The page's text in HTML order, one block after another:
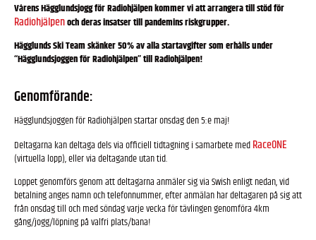
Vårens Hägglundsjogg för Radiohjälpen kommer vi att arrangera till stöd för
Radiohjälpenoch deras insatser till pandemins riskgrupper.
Hägglunds Ski Team skänker 50% av alla startavgifter som erhålls under
“Hägglundsjoggen för Radiohjälpen” till Radiohjälpen!
Genomförande:
Hägglundsjoggen för Radiohjälpen startar onsdag den 5:e maj!
Deltagarna kan deltaga dels via officiell tidtagning i samarbete medRaceONE
(virtuella lopp), eller via deltagande utan tid.
Loppet genomförs genom att deltagarna anmäler sig via Swish enligt nedan, vid
betalning anges namn och telefonnummer, efter anmälan har deltagaren på sig att
från onsdag till och med söndag varje vecka för tävlingen genomföra 4km
gång/jogg/löpning på valfri plats/bana!